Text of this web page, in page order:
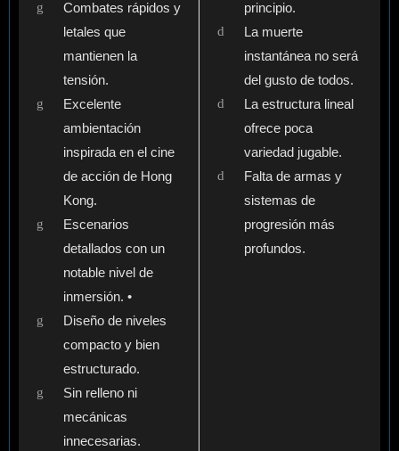
Combates rápidos y
letales que
mantienen la
tensión.
Excelente
ambientación
inspirada en el cine
de acción de Hong
Kong.
Escenarios
detallados con un
notable nivel de
inmersión. •
Diseño de niveles
compacto y bien
estructurado.
Sin relleno ni
mecánicas
innecesarias.
principio.
La muerte
instantánea no será
del gusto de todos.
La estructura lineal
ofrece poca
variedad jugable.
Falta de armas y
sistemas de
progresión más
profundos.